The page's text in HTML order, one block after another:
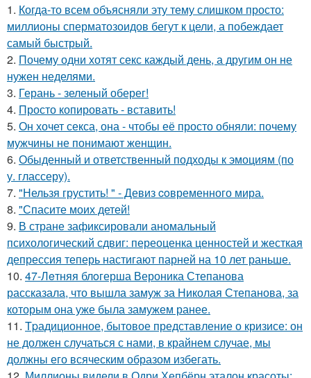
1. Когда-то всем объясняли эту тему слишком просто:
миллионы сперматозоидов бегут к цели, а побеждает
самый быстрый.
2. Почему одни хотят секс каждый день, а другим он не
нужен неделями.
3. Герань - зеленый оберег!
4. Просто копировать - вставить!
5. Он хочет секса, она - чтобы её просто обняли: почему
мужчины не понимают женщин.
6. Обыденный и ответственный подходы к эмоциям (по
у. глассеру).
7. "Нельзя грустить! " - Девиз coвременного мира.
8. "Спасите моих детей!
9. В стране зафиксировали аномальный
психологический сдвиг: переоценка ценностей и жесткая
депрессия теперь настигают парней на 10 лет раньше.
10. 47-Лeтняя блoгерша Вероника Степанова
рассказала, что вышла замуж за Николая Степанова, за
которым она уже была замужем ранее.
11. Tpадиционное, бытовое представление о кризисе: он
не должен случаться с нами, в крайнем случае, мы
должны его всяческим образом избегать.